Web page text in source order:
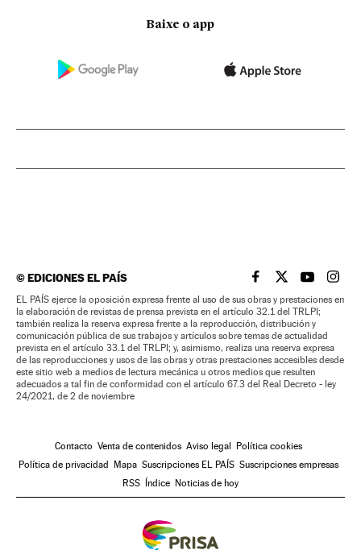
Baixe o app
©EDICIONES EL PAÍS EL PAÍS BRASIL EN
EL PAÍSEL PAÍS
EL
EL PAÍS ejerce la oposición expresa frente al uso de sus obras y prestaciones en
la elaboración de revistas de prensa prevista en el artículo 32.1 del TRLPI;
también realiza la reserva expresa frente a la reproducción, distribución y
comunicación pública de sus trabajos y artículos sobre temas de actualidad
prevista en el artículo 33.1 del TRLPI; y, asimismo, realiza una reserva expresa
de las reproducciones y usos de las obras y otras prestaciones accesibles desde
este sitio web a medios de lectura mecánica u otros medios que resulten
adecuados a tal fin de conformidad con el artículo 67.3 del Real Decreto - ley
24/2021, de 2 de noviembre
Contacto Venta de contenidos Aviso legal Política cookies
Política de privacidad Mapa Suscripciones EL PAÍS Suscripciones empresas
RSS Índice Noticias de hoy